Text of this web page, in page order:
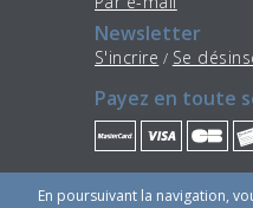
Newsletter
S'incrire / Se
Payez en toute
Restez
En poursuivant la navigation,